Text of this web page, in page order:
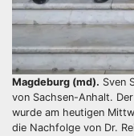
Magdeburg (md). Sven
von Sachsen-Anhalt.
wurde am heutigen
die Nachfolge von Dr.